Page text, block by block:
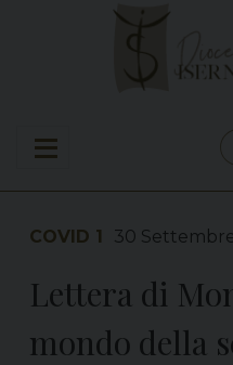
COVID 1 30
Lettera di
mondo della